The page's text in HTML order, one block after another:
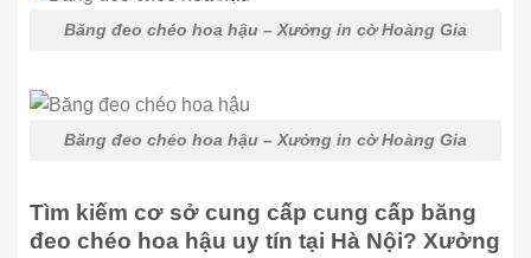
Băng đeo chéo hoa hậu – Xưởng in cờ Hoàng Gia
Băng đeo chéo hoa hậu – Xưởng in cờ Hoàng Gia
Tìm kiếm cơ sở cung cấp cung cấp băng
đeo chéo hoa hậu uy tín tại Hà Nội? Xưởng